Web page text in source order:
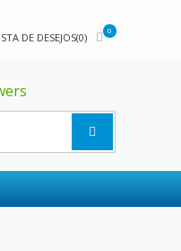
DE DESEJOS(0)
0
MAXX